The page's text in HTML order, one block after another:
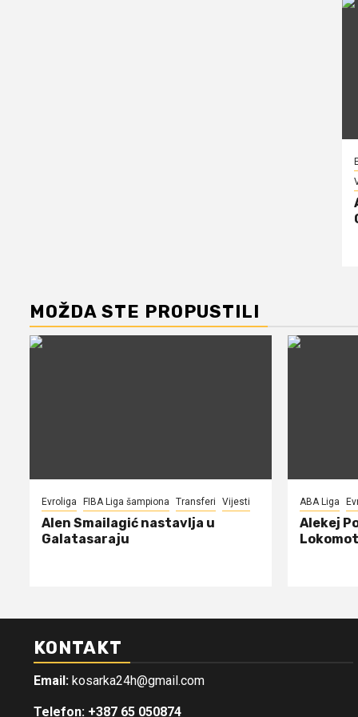
MOŽDA STE PROPUSTILI
Evroliga FIBA Liga šampiona Transferi Vijesti
Alen Smailagić nastavlja u
Galatasaraju
ABA Liga
Alekej
KONTAKT
Email: kosarka24h@gmail.com
Telefon: +387 65 050874